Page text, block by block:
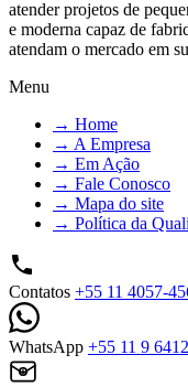
atender projetos de
e moderna capaz de
atendam o mercado em
Menu
→ Home
→ A Empresa
→ Em Ação
→ Fale Conosco
→ Mapa do site
→ Política da
Contatos +55 11 4057-
WhatsApp +55 11 9